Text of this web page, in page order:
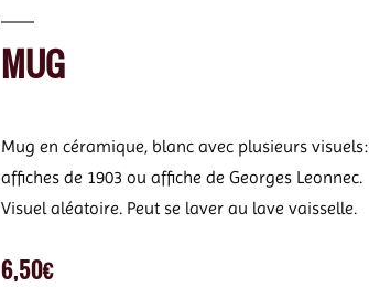
MUG
Mug en céramique, blanc avec plusieurs visuels:
affiches de 1903 ou affiche de Georges Leonnec.
Visuel aléatoire. Peut se laver au lave vaisselle.
6,50€